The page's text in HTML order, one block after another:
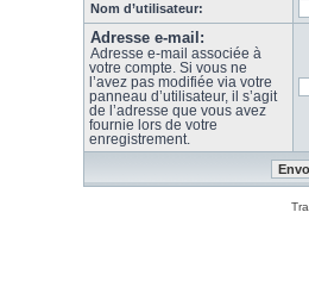
Nom d’utilisateur:
Adresse e-mail:
Adresse e-mail associée à
votre compte. Si vous ne
l’avez pas modifiée via votre
panneau d’utilisateur, il s’agit
de l’adresse que vous avez
fournie lors de votre
enregistrement.